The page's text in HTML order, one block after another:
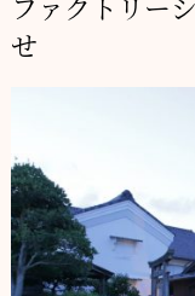
せ